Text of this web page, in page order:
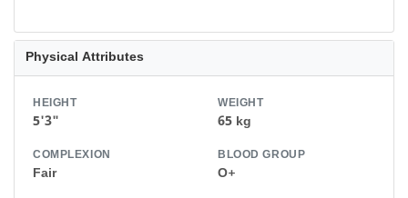
Physical Attributes
HEIGHT
5'3"
WEIGHT
65 kg
COMPLEXION
Fair
BLOOD GROUP
O+